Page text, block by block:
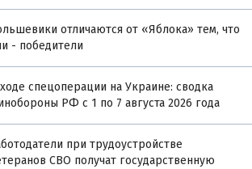
отличаются от «Яблока» тем, что
- победители
спецоперации на Украине: сводка
РФ с 1 по 7 августа 2026 года
при трудоустройстве
СВО получат государственную